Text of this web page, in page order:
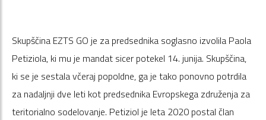
Skupščina EZTS GO je za predsednika soglasno izvolila Paola
Petiziola, ki mu je mandat sicer potekel 14. junija. Skupščina,
ki se je sestala včeraj popoldne, ga je tako ponovno potrdila
za nadaljnji dve leti kot predsednika Evropskega združenja za
teritorialno sodelovanje. Petiziol je leta 2020 postal član